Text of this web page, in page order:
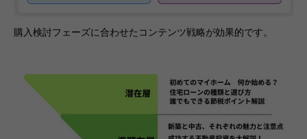
購入検討フェーズに合わせたコンテンツ戦略が効果的です。